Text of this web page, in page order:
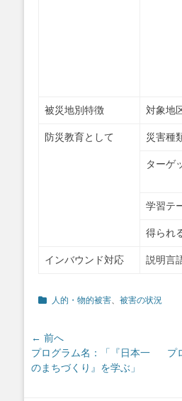
被災地別特徴 対象地
防災教育として 災害種
ターゲ
学習テ
得られ
インバウンド対応 説明言
カ
リ
ー
人的・物的被害、 被害の状況
投
稿
ナ
← 前へ
前
の
プログラム名：「『日本一
のまちづくり』を学ぶ」
プ